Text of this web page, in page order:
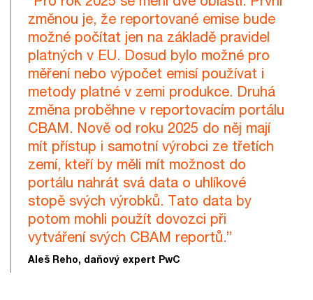
změnou je, že reportované emise bude
možné počítat jen na základě pravidel
platných v EU. Dosud bylo možné pro
měření nebo výpočet emisí používat i
metody platné v zemi produkce. Druhá
změna proběhne v reportovacím portálu
CBAM. Nově od roku 2025 do něj mají
mít přístup i samotní výrobci ze třetích
zemí, kteří by měli mít možnost do
portálu nahrát svá data o uhlíkové
stopě svých výrobků. Tato data by
potom mohli použít dovozci při
vytváření svých CBAM reportů.”
Aleš Reho, daňový expert PwC